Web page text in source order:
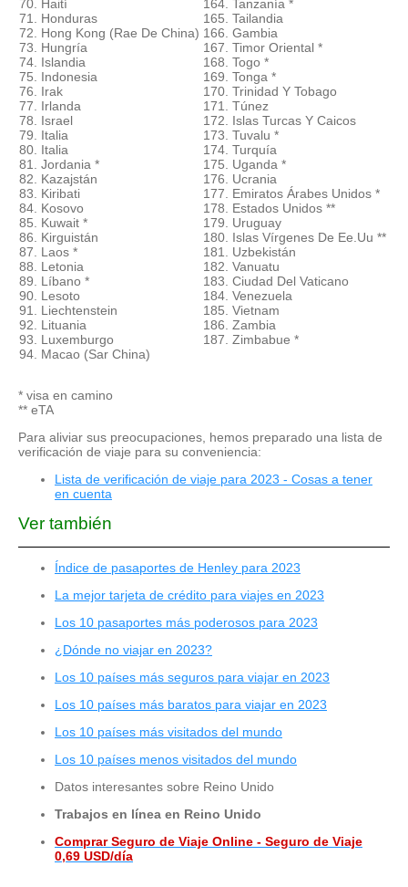
70. Haití
71. Honduras
72. Hong Kong (Rae De China)
73. Hungría
74. Islandia
75. Indonesia
76. Irak
77. Irlanda
78. Israel
79. Italia
80. Italia
81. Jordania *
82. Kazajstán
83. Kiribati
84. Kosovo
85. Kuwait *
86. Kirguistán
87. Laos *
88. Letonia
89. Líbano *
90. Lesoto
91. Liechtenstein
92. Lituania
93. Luxemburgo
94. Macao (Sar China)
164. Tanzanía *
165. Tailandia
166. Gambia
167. Timor Oriental *
168. Togo *
169. Tonga *
170. Trinidad Y Tobago
171. Túnez
172. Islas Turcas Y Caicos
173. Tuvalu *
174. Turquía
175. Uganda *
176. Ucrania
177. Emiratos Árabes Unidos *
178. Estados Unidos **
179. Uruguay
180. Islas Vírgenes De Ee.Uu **
181. Uzbekistán
182. Vanuatu
183. Ciudad Del Vaticano
184. Venezuela
185. Vietnam
186. Zambia
187. Zimbabue *
* visa en camino
** eTA
Para aliviar sus preocupaciones, hemos preparado una lista de
verificación de viaje para su conveniencia:
Lista de verificación de viaje para 2023 - Cosas a tener
en cuenta
Ver también
Índice de pasaportes de Henley para 2023
La mejor tarjeta de crédito para viajes en 2023
Los 10 pasaportes más poderosos para 2023
¿Dónde no viajar en 2023?
Los 10 países más seguros para viajar en 2023
Los 10 países más baratos para viajar en 2023
Los 10 países más visitados del mundo
Los 10 países menos visitados del mundo
Datos interesantes sobre Reino Unido
Trabajos en línea en Reino Unido
Comprar Seguro de Viaje Online - Seguro de Viaje
0,69 USD/día